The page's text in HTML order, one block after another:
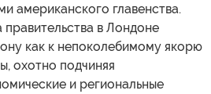
американского главенства.
в Лондоне
как к непоколебимому якорю
охотно подчиняя
и региональные